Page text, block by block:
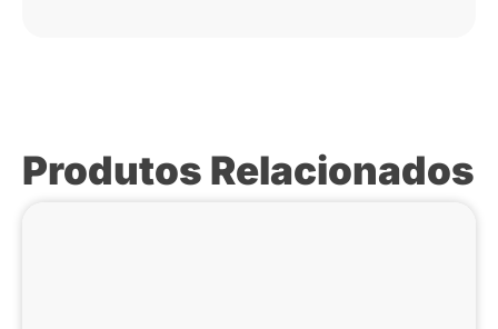
Produtos Relacionados